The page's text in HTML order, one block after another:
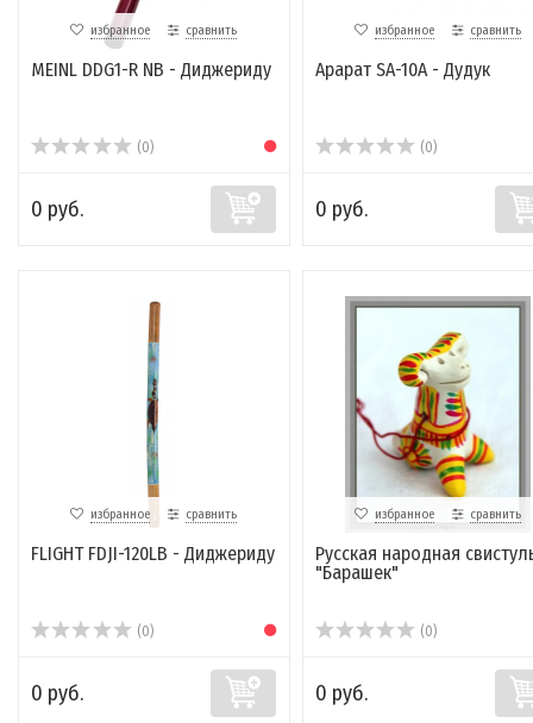
избранное сравнить
MEINL DDG1-R NB - Диджериду
(0)
0 руб.
избранное сравнить
Арарат SA-10А - Дудук
(0)
0 руб.
избранное сравнить
FLIGHT FDJI-120LB - Диджериду
(0)
0 руб.
избранное сравнить
Русская народная
"Барашек"
(0)
0 руб.